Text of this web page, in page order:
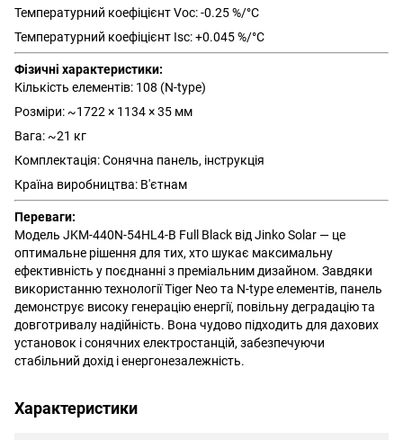
Температурний коефіцієнт Voc: -0.25 %/°C
Температурний коефіцієнт Isc: +0.045 %/°C
Фізичні характеристики:
Кількість елементів: 108 (N-type)
Розміри: ~1722 × 1134 × 35 мм
Вага: ~21 кг
Комплектація: Сонячна панель, інструкція
Країна виробництва: В'єтнам
Переваги:
Модель JKM-440N-54HL4-B Full Black від Jinko Solar — це
оптимальне рішення для тих, хто шукає максимальну
ефективність у поєднанні з преміальним дизайном. Завдяки
використанню технології Tiger Neo та N-type елементів, панель
демонструє високу генерацію енергії, повільну деградацію та
довготривалу надійність. Вона чудово підходить для дахових
установок і сонячних електростанцій, забезпечуючи
стабільний дохід і енергонезалежність.
Характеристики